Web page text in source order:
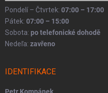
Pondelí – Čtvrtek: 07:00 – 17:00
Pátek: 07:00 – 15:00
Sobota: po telefonické dohodě
Nedeľa: zavřeno
IDENTIFIKACE